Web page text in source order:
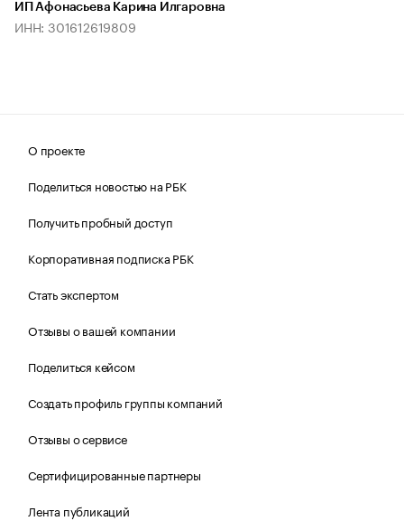
ИП Афонасьева Карина Илгаровна
ИНН: 301612619809
О проекте
Поделиться новостью на РБК
Получить пробный доступ
Корпоративная подписка РБК
Стать экспертом
Отзывы о вашей компании
Поделиться кейсом
Создать профиль группы компаний
Отзывы о сервисе
Сертифицированные партнеры
Лента публикаций